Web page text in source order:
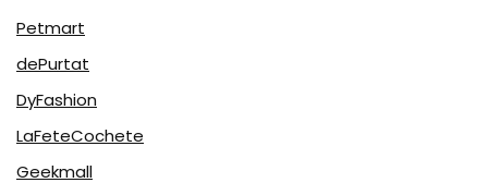
Petmart
dePurtat
DyFashion
LaFeteCochete
Geekmall